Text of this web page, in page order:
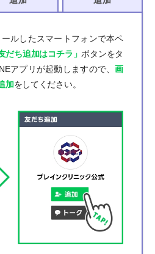
ルしたスマートフォンで本ペ
友だち追加はコチラ」ボタンをタ
アプリが起動しますので、画
加をしてください。